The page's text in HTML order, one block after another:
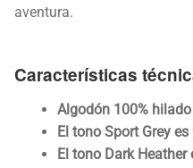
aventura.
Características
Algodón 100%
El tono Sport Grey
El tono Dark Heather